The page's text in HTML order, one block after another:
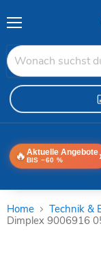
🔥 Aktuelle Angebote
BIS −60 %
Home
Technik &
Dimplex 9006916